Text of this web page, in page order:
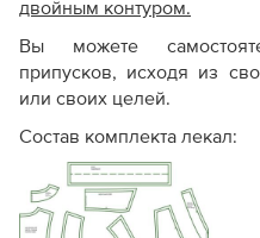
двойным контуром.
Вы можете
припусков, исходя из
или своих целей.
Состав комплекта лекал: